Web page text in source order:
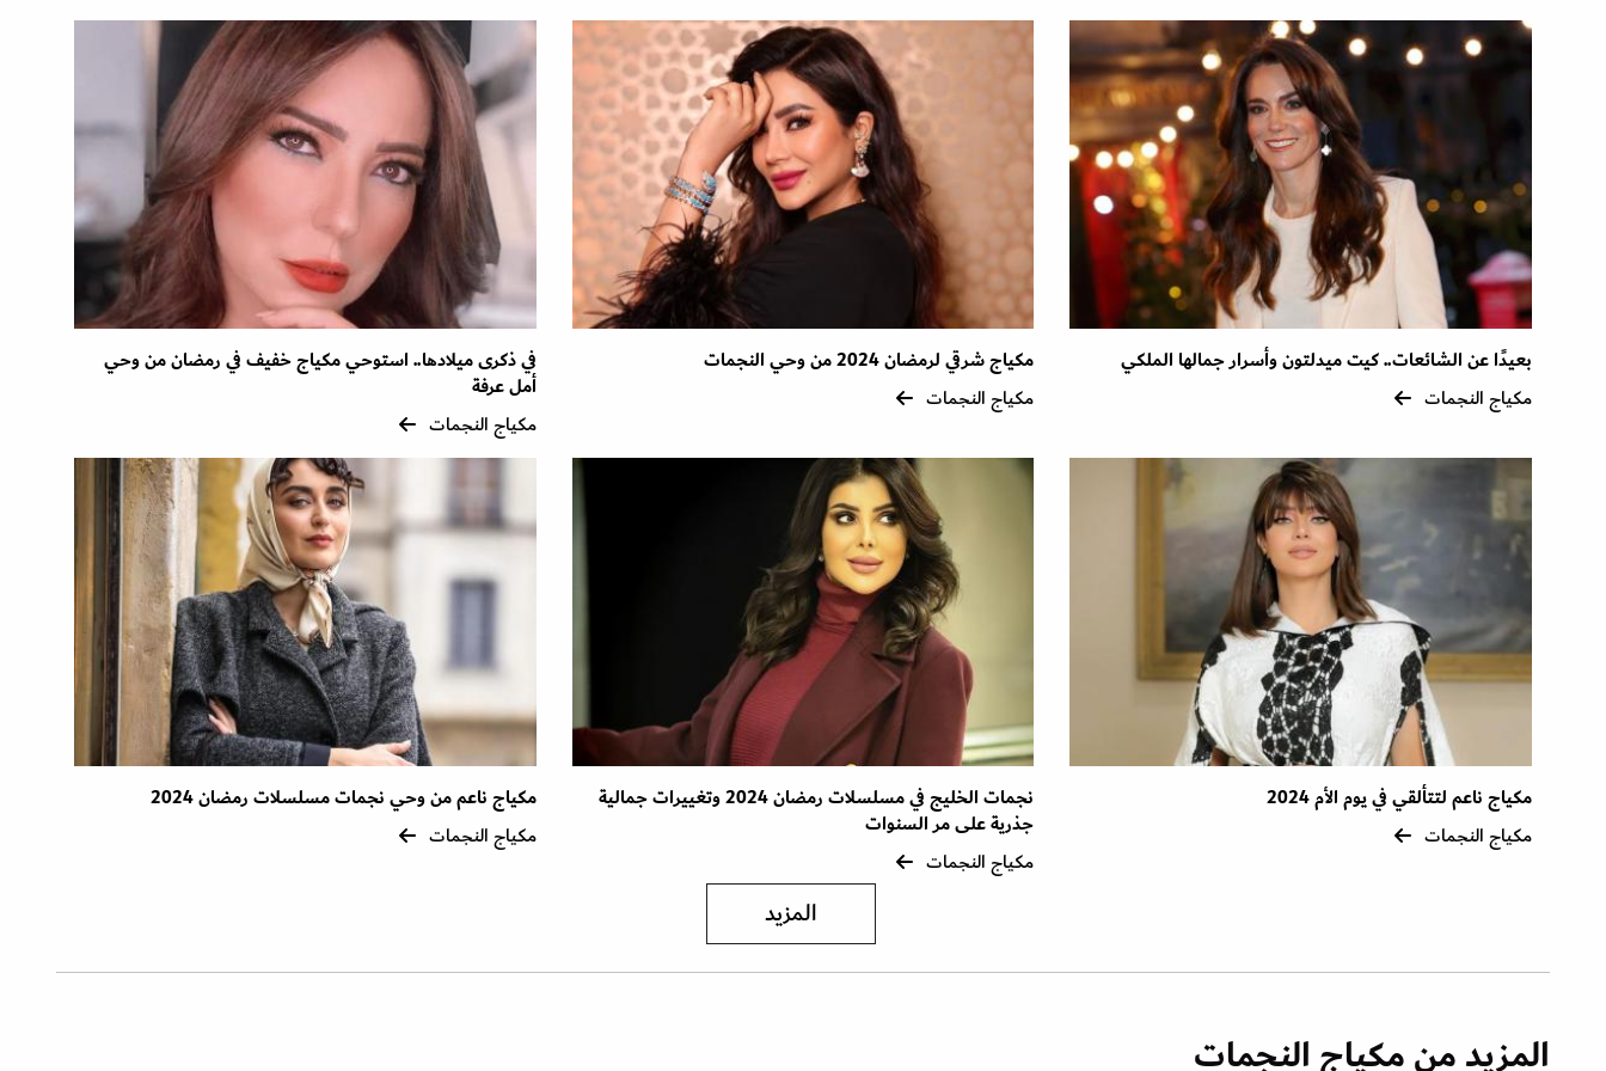
بعيدًا عن الشائعات.. كيت ميدلتون وأسرار جمالها الملكي
مكياج النجمات
مكياج شرقي لرمضان 2024 من وحي النجمات
مكياج النجمات
في ذكرى ميلادها.. استوحي مكياج خفيف في رمضان من وحي
أمل عرفة
مكياج النجمات
مكياج ناعم لتتألقي في يوم الأم 2024
مكياج النجمات
نجمات الخليج في مسلسلات رمضان 2024 وتغييرات جمالية
جذرية على مر السنوات
مكياج النجمات
مكياج ناعم من وحي نجمات مسلسلات رمضان 2024
مكياج النجمات
المزيد
المزيد من مكياج النجمات